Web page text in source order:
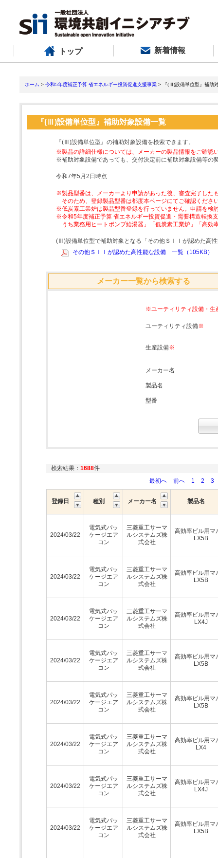
トップ 新着情報
ホーム > 令和5年度補正予算 省エネルギー投資促進支援事業 > 『(Ⅲ)設備単位型』補助
『(Ⅲ)設備単位型』補助対象設備一覧
『(Ⅲ)設備単位型』の補助対象設備を検索できます。
※製品の詳細仕様については、メーカーの製品情報をご確認
※補助対象設備であっても、交付決定前に補助対象設備等の
令和7年5月2日時点
※製品型番は、メーカーより申請があった後、審査完了した
そのため、登録製品型番は都度本ページにてご確認くださ
※低炭素工業炉は製品型番登録を行っていません。申請を検
※令和5年度補正予算 省エネルギー投資促進・需要構造転換
うち業務用ヒートポンプ給湯器」「低炭素工業炉」「高
(Ⅲ)設備単位型で補助対象となる「その他ＳＩＩが認めた高
その他ＳＩＩが認めた高性能な設備 一覧（105KB）
メーカー一覧から検索する
※ユーティリティ設備・生
ユーティリティ設備※
生産設備※
メーカー名
製品名
型番
検索結果： 1688件
最初へ
前へ 1 2 3
登録日 種別 メーカー名 製品名
2024/03/22
電気式パッ
ケージエア
コン
三菱重工サーマ
ルシステムズ株
式会社
高効率ビル用マ
LX5B
2024/03/22
電気式パッ
ケージエア
コン
三菱重工サーマ
ルシステムズ株
式会社
高効率ビル用マ
LX5B
2024/03/22
電気式パッ
ケージエア
コン
三菱重工サーマ
ルシステムズ株
式会社
高効率ビル用マ
LX4J
2024/03/22
電気式パッ
ケージエア
コン
三菱重工サーマ
ルシステムズ株
式会社
高効率ビル用マ
LX5B
2024/03/22
電気式パッ
ケージエア
コン
三菱重工サーマ
ルシステムズ株
式会社
高効率ビル用マ
LX5B
2024/03/22
電気式パッ
ケージエア
コン
三菱重工サーマ
ルシステムズ株
式会社
高効率ビル用マ
LX4
2024/03/22
電気式パッ
ケージエア
コン
三菱重工サーマ
ルシステムズ株
式会社
高効率ビル用マ
LX4J
2024/03/22
電気式パッ
ケージエア
コン
三菱重工サーマ
ルシステムズ株
式会社
高効率ビル用マ
LX5B